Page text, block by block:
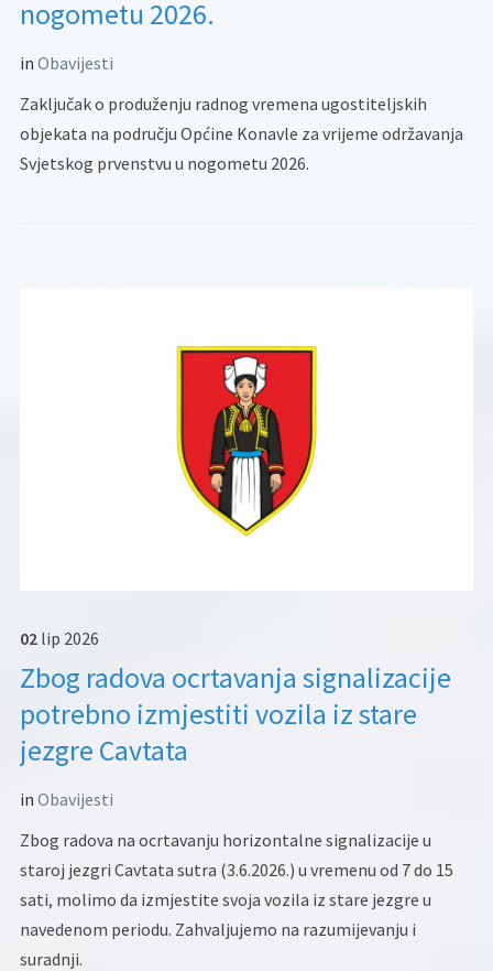
nogometu 2026.
in Obavijesti
Zaključak o produženju radnog vremena ugostiteljskih
objekata na području Općine Konavle za vrijeme održavanja
Svjetskog prvenstvu u nogometu 2026.
02 lip 2026
Zbog radova ocrtavanja signalizacije
potrebno izmjestiti vozila iz stare
jezgre Cavtata
in Obavijesti
Zbog radova na ocrtavanju horizontalne signalizacije u
staroj jezgri Cavtata sutra (3.6.2026.) u vremenu od 7 do 15
sati, molimo da izmjestite svoja vozila iz stare jezgre u
navedenom periodu. Zahvaljujemo na razumijevanju i
suradnji.